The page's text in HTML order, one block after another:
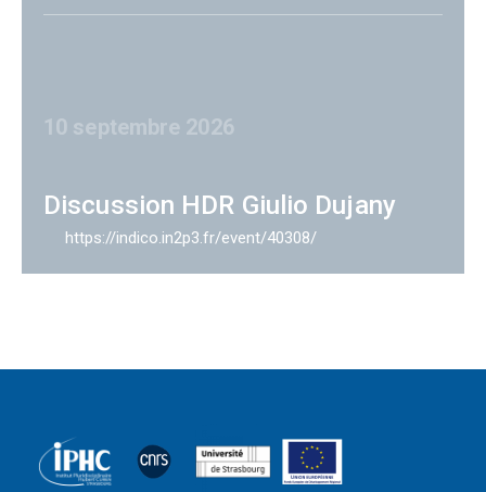
10 septembre 2026
Discussion HDR Giulio Dujany
https://indico.in2p3.fr/event/40308/